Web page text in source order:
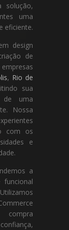
solução,
uma
eficiente.
design
de
, Rio de
sua
de uma
Nossa
com os
e
a